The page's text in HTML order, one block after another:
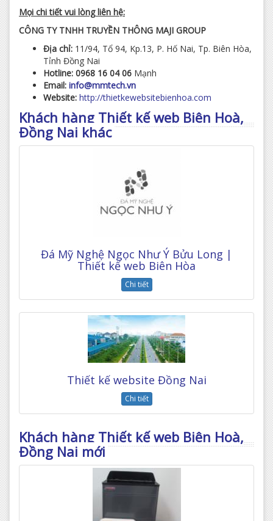
Mọi chi tiết vui lòng liên hệ:
CÔNG TY TNHH TRUYỀN THÔNG MAJI GROUP
Địa chỉ: 11/94, Tổ 94, Kp.13, P. Hố Nai, Tp. Biên Hòa,
Tỉnh Đồng Nai
Hotline: 0968 16 04 06 Mạnh
Email: info@mmtech.vn
Website: http://thietkewebsitebienhoa.com
Khách hàng Thiết kế web Biên Hoà,
Đồng Nai khác
Đá Mỹ Nghệ Ngọc Như Ý Bửu Long |
Thiết kế web Biên Hòa
Chi tiết
Thiết kế website Đồng Nai
Chi tiết
Khách hàng Thiết kế web Biên Hoà,
Đồng Nai mới